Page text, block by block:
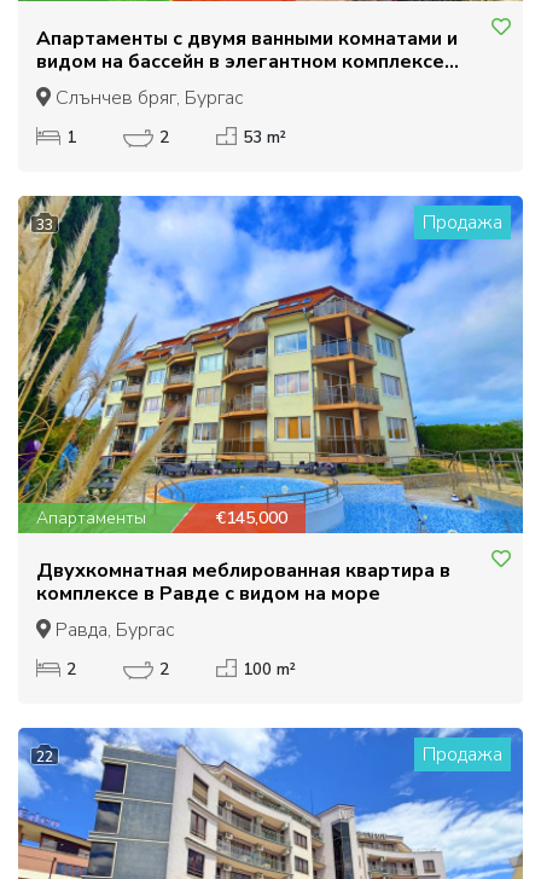
Апартаменты с двумя ванными комнатами и
видом на бассейн в элегантном комплексе
Даун Парк.
Слънчев бряг, Бургас
1 2 53 m²
33 Продажа
Апартаменты €145,000
Двухкомнатная меблированная квартира в
комплексе в Равде с видом на море
Равда, Бургас
2 2 100 m²
22 Продажа